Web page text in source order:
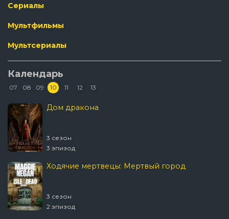
Сериалы
Мультфильмы
Мультсериалы
Календарь
07 08 09 10 11 12 13
Дом дракона
3 сезон
3 эпизод
Ходячие мертвецы: Мертвый город
3 сезон
2 эпизод